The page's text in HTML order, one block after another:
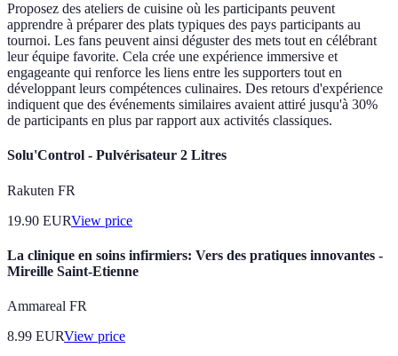
Proposez des ateliers de cuisine où les participants peuvent
apprendre à préparer des plats typiques des pays participants au
tournoi. Les fans peuvent ainsi déguster des mets tout en célébrant
leur équipe favorite. Cela crée une expérience immersive et
engageante qui renforce les liens entre les supporters tout en
développant leurs compétences culinaires. Des retours d'expérience
indiquent que des événements similaires avaient attiré jusqu'à 30%
de participants en plus par rapport aux activités classiques.
Solu'Control - Pulvérisateur 2 Litres
Rakuten FR
19.90 EURView price
La clinique en soins infirmiers: Vers des pratiques innovantes -
Mireille Saint-Etienne
Ammareal FR
8.99 EURView price